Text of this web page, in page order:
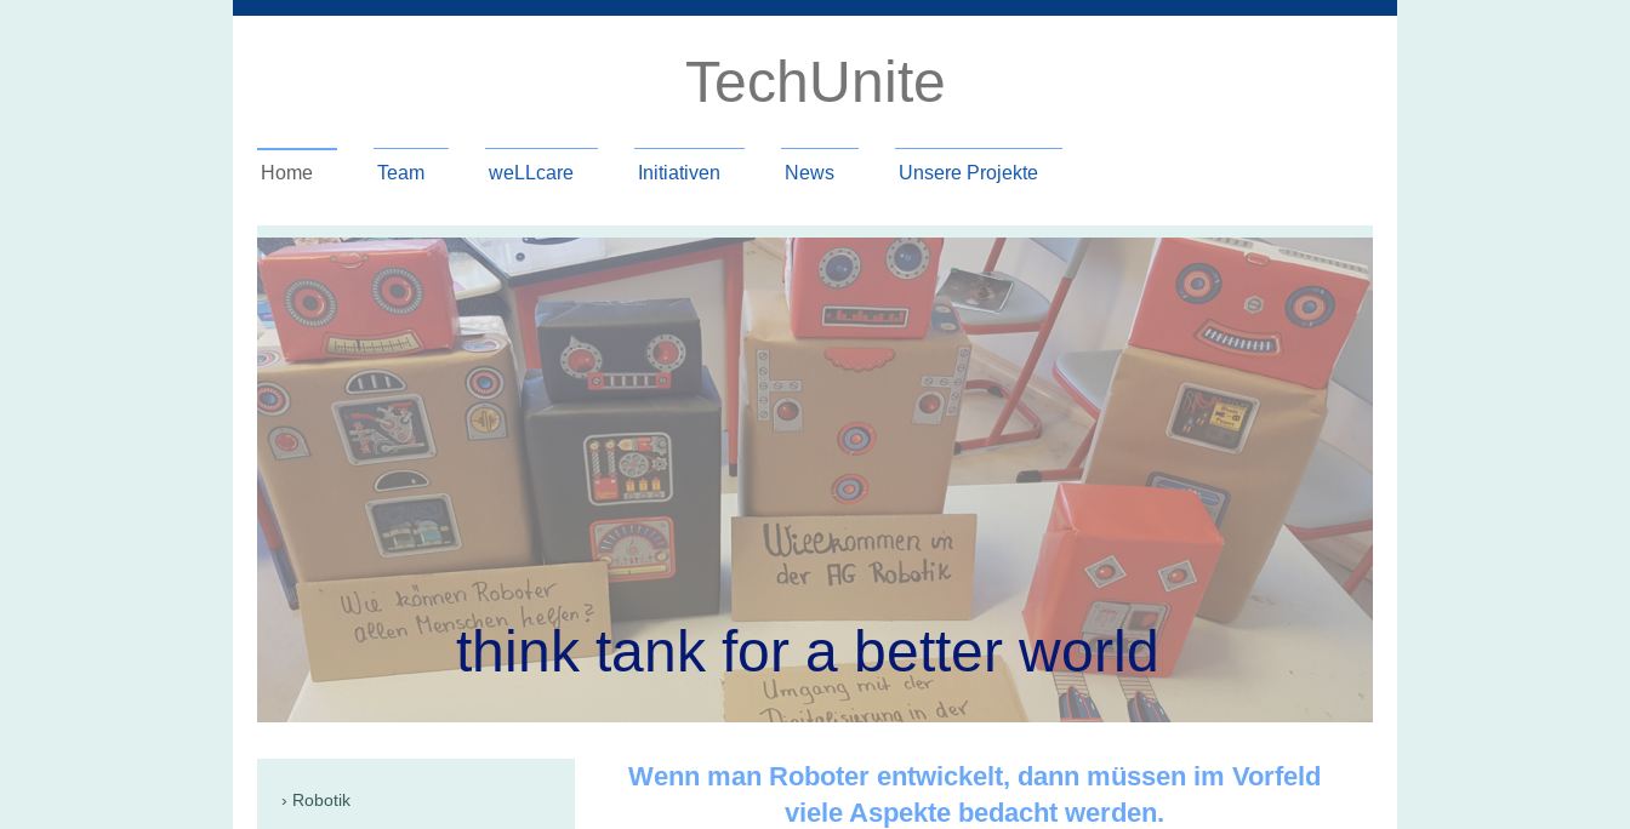
TechUnite
Home Team weLLcare Initiativen News Unsere Projekte
think tank for a better world
Wenn man Roboter entwickelt, dann müssen im Vorfeld
viele Aspekte bedacht werden.
Robotik